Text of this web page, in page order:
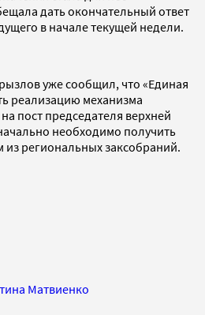
дать окончательный ответ
в начале текущей недели.
уже сообщил, что «Единая
реализацию механизма
пост председателя верхней
необходимо получить
из региональных заксобраний.
Матвиенко